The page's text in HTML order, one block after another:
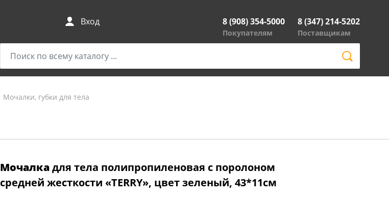
Вход 8 (908) 354-5000
Покупателям
8 (347) 214-5202
Поставщикам
Мочалки, губки для тела
Мочалкадля тела полипропиленовая с поролоном
средней жесткости «TERRY», цвет зеленый, 43*11см